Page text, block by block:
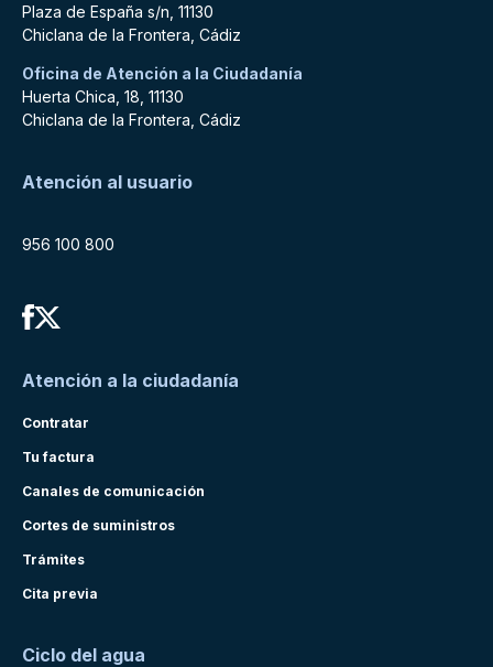
Plaza de España s/n, 11130
Chiclana de la Frontera, Cádiz
Oficina de Atención a la Ciudadanía
Huerta Chica, 18, 11130
Chiclana de la Frontera, Cádiz
Atención al usuario
956 100 800
Atención a la ciudadanía
Contratar
Tu factura
Canales de comunicación
Cortes de suministros
Trámites
Cita previa
Ciclo del agua